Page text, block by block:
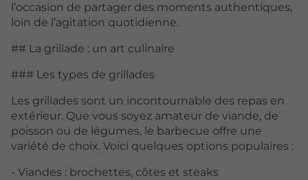
l’occasion de partager des moments authentiques,
loin de l’agitation quotidienne.
## La grillade : un art culinaire
### Les types de grillades
Les grillades sont un incontournable des repas en
extérieur. Que vous soyez amateur de viande, de
poisson ou de légumes, le barbecue offre une
variété de choix. Voici quelques options populaires :
- Viandes : brochettes, côtes et steaks